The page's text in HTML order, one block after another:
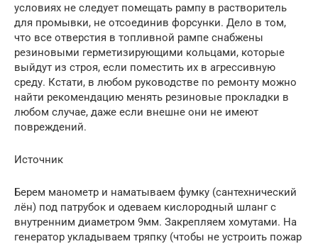
условиях не следует помещать рампу в растворитель
для промывки, не отсоединив форсунки. Дело в том,
что все отверстия в топливной рампе снабжены
резиновыми герметизирующими кольцами, которые
выйдут из строя, если поместить их в агрессивную
среду. Кстати, в любом руководстве по ремонту можно
найти рекомендацию менять резиновые прокладки в
любом случае, даже если внешне они не имеют
повреждений.
Источник
Берем манометр и наматываем фумку (сантехнический
лён) под патрубок и одеваем кислородный шланг с
внутренним диаметром 9мм. Закрепляем хомутами. На
генератор укладываем тряпку (чтобы не устроить пожар